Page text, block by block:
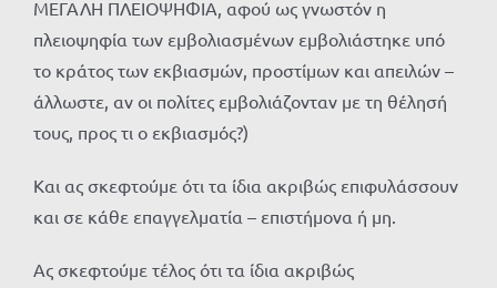
ΜΕΓΑΛΗ ΠΛΕΙΟΨΗΦΙΑ, αφού ως γνωστόν η
πλειοψηφία των εμβολιασμένων εμβολιάστηκε υπό
το κράτος των εκβιασμών, προστίμων και απειλών –
άλλωστε, αν οι πολίτες εμβολιάζονταν με τη θέλησή
τους, προς τι ο εκβιασμός?)
Και ας σκεφτούμε ότι τα ίδια ακριβώς επιφυλάσσουν
και σε κάθε επαγγελματία – επιστήμονα ή μη.
Ας σκεφτούμε τέλος ότι τα ίδια ακριβώς